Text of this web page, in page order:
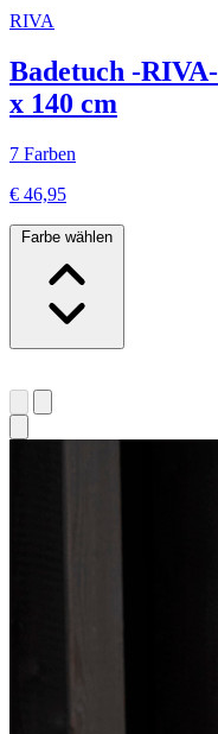
RIVA
Badetuch -
x 140 cm
7 Farben
€ 46,95
Farbe wählen